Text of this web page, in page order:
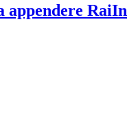
appendere RaiIn